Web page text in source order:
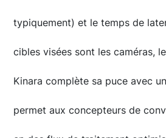
typiquement) et le temps de
cibles visées sont les caméras,
Kinara complète sa puce avec
permet aux concepteurs de